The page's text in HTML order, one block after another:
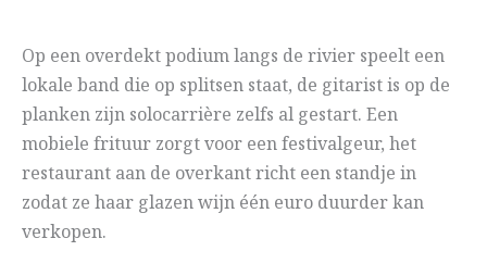
Op een overdekt podium langs de rivier speelt een
lokale band die op splitsen staat, de gitarist is op de
planken zijn solocarrière zelfs al gestart. Een
mobiele frituur zorgt voor een festivalgeur, het
restaurant aan de overkant richt een standje in
zodat ze haar glazen wijn één euro duurder kan
verkopen.